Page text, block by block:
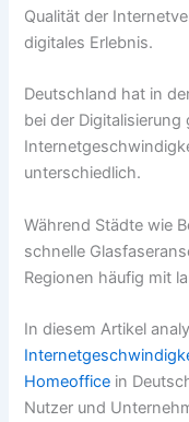
Qualität der
digitales Erlebnis.
Deutschland hat in
bei der
unterschiedlich.
Während Städte wie
schnelle
Regionen häufig mit
In diesem Artikel
Homeoffice in
Nutzer und